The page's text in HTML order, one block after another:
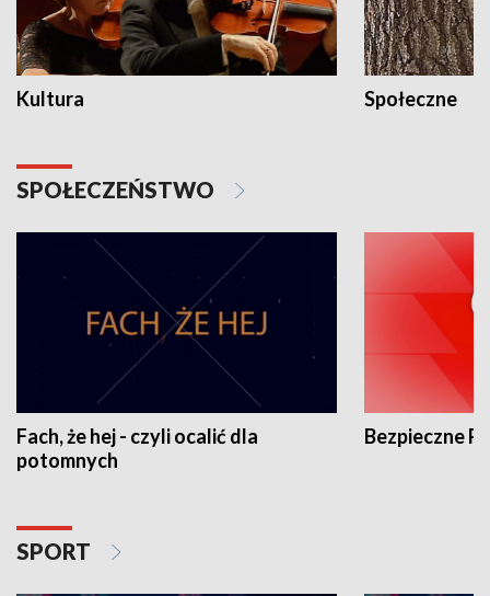
Kultura Społeczne
SPOŁECZEŃSTWO
Fach, że hej - czyli ocalić dla
potomnych
Bezpieczne
SPORT